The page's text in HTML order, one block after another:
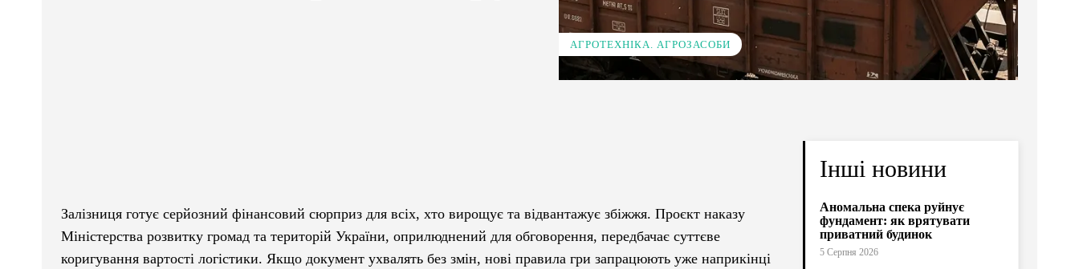
АГРОТЕХНІКА. АГРОЗАСОБИ
Залізниця готує серйозний фінансовий сюрприз для всіх, хто вирощує та відвантажує збіжжя. Проєкт наказу
Міністерства розвитку громад та територій України, оприлюднений для обговорення, передбачає суттєве
коригування вартості логістики. Якщо документ ухвалять без змін, нові правила гри запрацюють уже наприкінці
Інші новини
Аномальна спека руйнує
фундамент: як врятувати
приватний будинок
5 Серпня 2026